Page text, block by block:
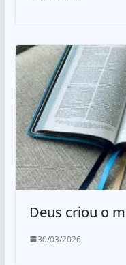
Deus criou o
30/03/2026